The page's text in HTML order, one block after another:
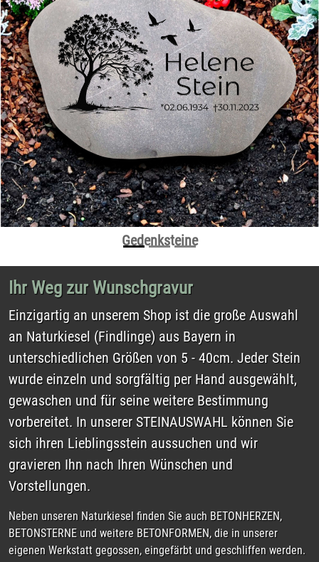
unterschiedlichen Größen von 5 - 40cm. Jeder Stein
wurde einzeln und sorgfältig per Hand ausgewählt,
gewaschen und für seine weitere Bestimmung
vorbereitet. In unserer STEINAUSWAHL können Sie
sich ihren Lieblingsstein aussuchen und wir
gravieren Ihn nach Ihren Wünschen und
Vorstellungen.
Neben unseren Naturkiesel finden Sie auch BETONHERZEN,
BETONSTERNE und weitere BETONFORMEN, die in unserer
eigenen Werkstatt gegossen, eingefärbt und geschliffen werden.
Des Weiteren sind Wunschgravuren/Steingravuren auf
SCHIEFERPLATTEN, GRANIT und SANDSTEIN möglich. Alle unsere
Als Deko für den Eingangsbereich oder Garten eignen sich